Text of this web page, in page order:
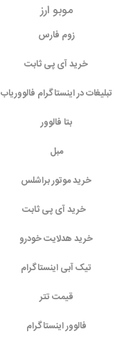
موبو ارز
زوم فارس
خرید آی پی ثابت
تبلیغات در اینستاگرام فالووریاب
بتا فالوور
مبل
خرید موتور براشلس
خرید آی پی ثابت
خرید هدلایت خودرو
تیک آبی اینستاگرام
قیمت تتر
فالوور اینستاگرام